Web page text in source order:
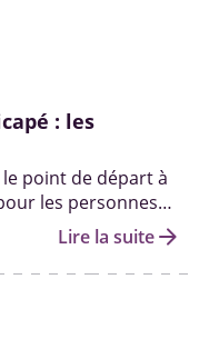
: les
le point de départ à
les personnes
vous aider à le
démarches pour
point.
Lire la suitearrow_forward